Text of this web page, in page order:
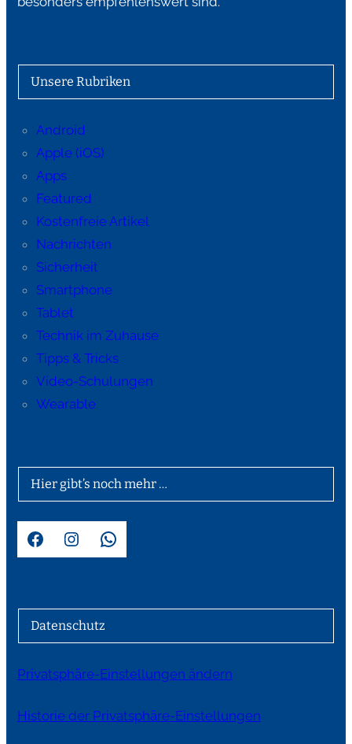
Unsere Rubriken
Android
Apple (iOS)
Apps
Featured
Kostenfreie Artikel
Nachrichten
Sicherheit
Smartphone
Tablet
Technik im Zuhause
Tipps & Tricks
Video-Schulungen
Wearable
Hier gibt’s noch mehr …
Facebook Instagram WhatsApp
Datenschutz
Privatsphäre-Einstellungen ändern
Historie der Privatsphäre-Einstellungen